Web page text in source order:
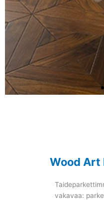
Wood
vakavaa: